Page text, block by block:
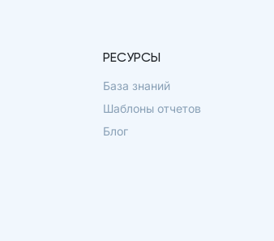
РЕСУРСЫ
База знаний
Шаблоны отчетов
Блог